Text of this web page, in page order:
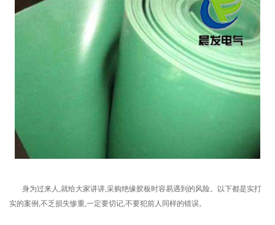
身为过来人,就给大家讲讲,采购绝缘胶板时容易遇到的风险。以下都是实打
实的案例,不乏损失惨重,一定要切记,不要犯前人同样的错误。